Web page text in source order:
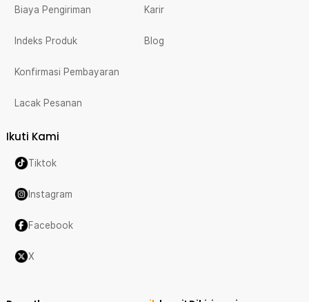
Biaya Pengiriman
Indeks Produk
Konfirmasi Pembayaran
Lacak Pesanan
Karir
Blog
Ikuti Kami
Tiktok
Instagram
Facebook
X